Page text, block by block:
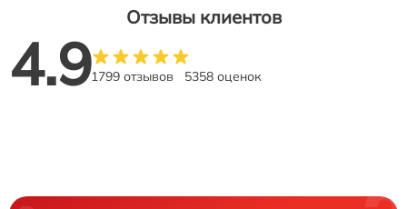
Отзывы клиентов
4.91799 отзывов 5358 оценок